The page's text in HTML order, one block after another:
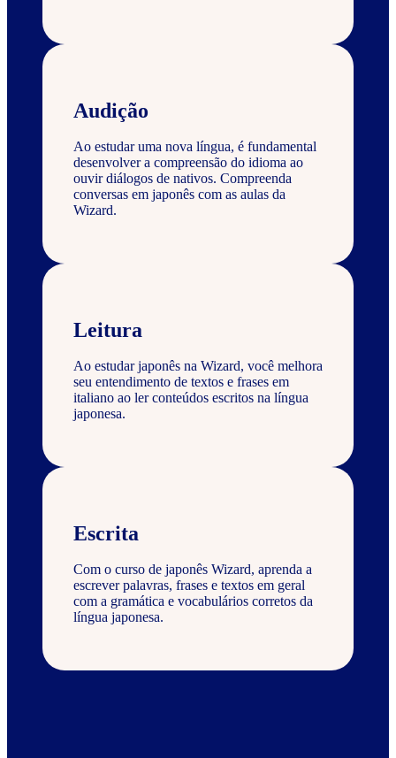
Audição
Ao estudar uma nova língua, é fundamental
desenvolver a compreensão do idioma ao
ouvir diálogos de nativos. Compreenda
conversas em japonês com as aulas da
Wizard.
Leitura
Ao estudar japonês na Wizard, você melhora
seu entendimento de textos e frases em
italiano ao ler conteúdos escritos na língua
japonesa.
Escrita
Com o curso de japonês Wizard, aprenda a
escrever palavras, frases e textos em geral
com a gramática e vocabulários corretos da
língua japonesa.